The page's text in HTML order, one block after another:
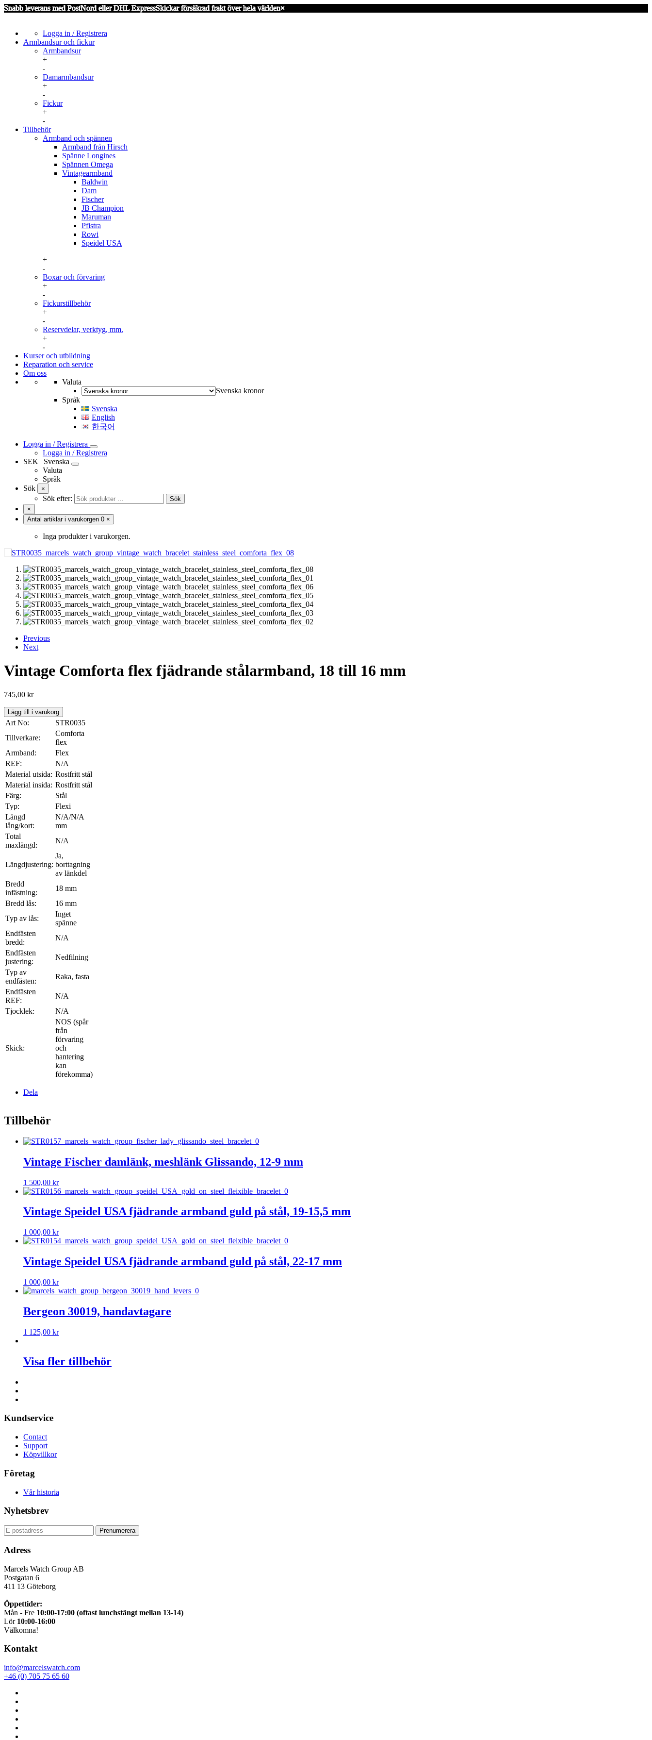
Snabb leverans med PostNord eller DHL ExpressSkickar försäkrad frakt över hela världen×
Logga in / Registrera
Armbandsur och fickur
Armbandsur
Hamilton
Lemania
De Ville
Genève
Seamaster
Övriga Omega
Seiko
Tag Heuer
Tissot
Zenith
Övriga
Övriga Quartz
+
-
Damarmbandsur
Omega
+
-
Fickur
Mormorsur
Omega
Spindelur
Zenith
Övriga
+
-
Tillbehör
Armband och spännen
Armband från Hirsch
Spänne Longines
Spännen Omega
Vintagearmband
Baldwin
Dam
Fischer
JB Champion
Maruman
Pfistra
Rowi
Speidel USA
+
-
Boxar och förvaring
Watch winder
+
-
Fickurstillbehör
+
-
Reservdelar, verktyg, mm.
+
-
Kurser och utbildning
Reparation och service
Om oss
Valuta
Svenska kronor
Språk
Svenska
English
한국어
Logga in / Registrera
Logga in / Registrera
SEK | Svenska
Valuta
Språk
English
한국어
Sök ×
Sök efter:
Sök
×
Antal artiklar i varukorgen 0 ×
Inga produkter i varukorgen.
Previous
Next
Vintage Comforta flex fjädrande stålarmband, 18 till 16 mm
745,00 kr
Lägg till i varukorg
Art No:
STR0035
Tillverkare:
Comforta
flex
Armband:
Flex
REF:
N/A
Material utsida: Rostfritt stål
Material insida: Rostfritt stål
Färg:
Stål
Typ:
Flexi
Längd
lång/kort:
N/A/N/A
mm
Total
maxlängd:
N/A
Längdjustering:
Ja,
borttagning
av länkdel
Bredd
infästning:
18 mm
Bredd lås:
16 mm
Typ av lås:
Inget
spänne
Endfästen
bredd:
N/A
Endfästen
justering:
Nedfilning
Typ av
endfästen:
Raka, fasta
Endfästen
REF:
N/A
Tjocklek:
N/A
Skick:
NOS (spår
från
förvaring
och
hantering
kan
förekomma)
Dela
Tillbehör
Vintage Fischer damlänk, meshlänk Glissando, 12-9 mm
1 500,00 kr
Vintage Speidel USA fjädrande armband guld på stål, 19-15,5 mm
1 000,00 kr
Vintage Speidel USA fjädrande armband guld på stål, 22-17 mm
1 000,00 kr
Bergeon 30019, handavtagare
1 125,00 kr
Visa fler tillbehör
Kundservice
Contact
Support
Köpvillkor
Företag
Vår historia
Nyhetsbrev
Adress
Marcels Watch Group AB
Postgatan 6
411 13 Göteborg
Öppettider:
Mån - Fre 10:00-17:00 (oftast lunchstängt mellan 13-14)
Lör 10:00-16:00
Välkomna!
Kontakt
info@marcelswatch.com
+46 (0) 705 75 65 60